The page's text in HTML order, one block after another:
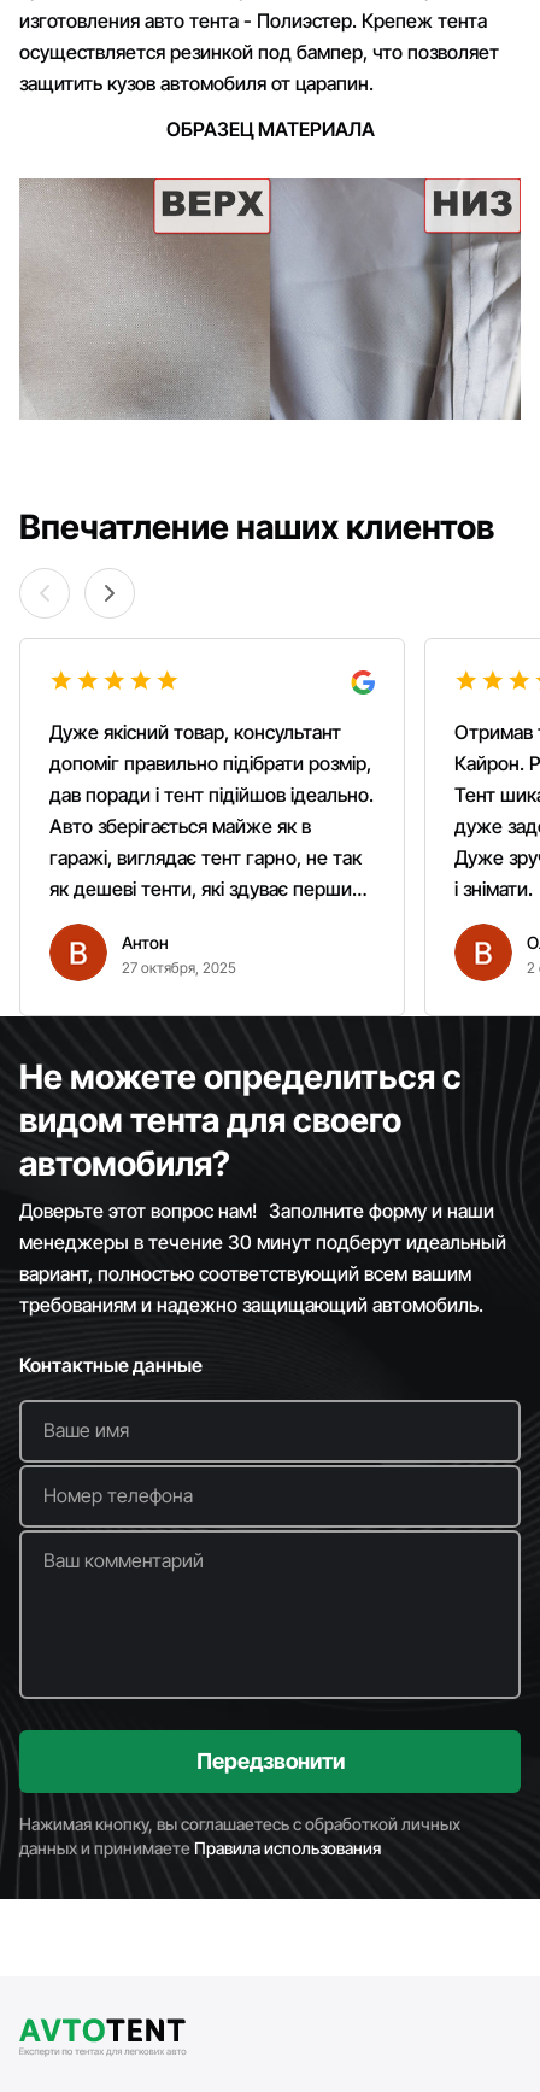
изготовления авто тента - Полиэстер. Крепеж тента
осуществляется резинкой под бампер, что позволяет
защитить кузов автомобиля от царапин.
ОБРАЗЕЦ МАТЕРИАЛА
Впечатление наших клиентов
Дуже якісний товар, консультант
допоміг правильно підібрати розмір,
дав поради і тент підійшов ідеально.
Авто зберігається майже як в
гаражі, виглядає тент гарно, не так
як дешеві тенти, які здуває першим
вітром. Гарно кріпиться.
Рекомендую однозначно!
Антон
27 октября, 2025
Отримав
Кайрон.
Тент
дуже
Дуже
і знімати.
2
Не можете определиться с
видом тента для своего
автомобиля?
Доверьте этот вопрос нам! Заполните форму и наши
менеджеры в течение 30 минут подберут идеальный
вариант, полностью соответствующий всем вашим
требованиям и надежно защищающий автомобиль.
Контактные данные
Ваше имя
Номер телефона
Ваш комментарий
Передзвонити
Нажимая кнопку, вы соглашаетесь с обработкой личных
данных и принимаетеПравила использования